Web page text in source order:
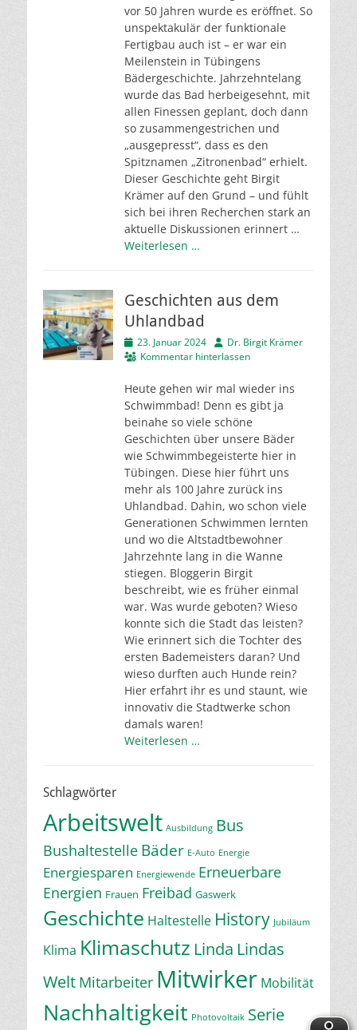
vor 50 Jahren wurde es eröffnet. So
unspektakulär der funktionale
Fertigbau auch ist – er war ein
Meilenstein in Tübingens
Bädergeschichte. Jahrzehntelang
wurde das Bad herbeigesehnt, mit
allen Finessen geplant, doch dann
so zusammengestrichen und
„ausgepresst“, dass es den
Spitznamen „Zitronenbad“ erhielt.
Dieser Geschichte geht Birgit
Krämer auf den Grund – und fühlt
sich bei ihren Recherchen stark an
aktuelle Diskussionen erinnert …
Weiterlesen …
Geschichten aus dem
Uhlandbad
Veröffentlicht
am
23. Januar 2024 AutorDr. Birgit Krämer
Kommentar hinterlassen
Heute gehen wir mal wieder ins
Schwimmbad! Denn es gibt ja
beinahe so viele schöne
Geschichten über unsere Bäder
wie Schwimmbegeisterte hier in
Tübingen. Diese hier führt uns
mehr als 100 Jahre zurück ins
Uhlandbad. Dahin, wo schon viele
Generationen Schwimmen lernten
und wo die Altstadtbewohner
Jahrzehnte lang in die Wanne
stiegen. Bloggerin Birgit
beschreibt, wie es früher einmal
war. Was wurde geboten? Wieso
konnte sich die Stadt das leisten?
Wie erinnert sich die Tochter des
ersten Bademeisters daran? Und
wieso durften auch Hunde rein?
Hier erfahrt ihr es und staunt, wie
innovativ die Stadtwerke schon
damals waren!
Weiterlesen …
Schlagwörter
Arbeitswelt Ausbildung Bus
Bushaltestelle Bäder E-Auto Energie
Energiesparen Energiewende Erneuerbare
Energien Frauen Freibad Gaswerk
Geschichte Haltestelle History Jubiläum
Klima Klimaschutz Linda Lindas
Welt Mitarbeiter Mitwirker Mobilität
Nachhaltigkeit Photovoltaik Serie